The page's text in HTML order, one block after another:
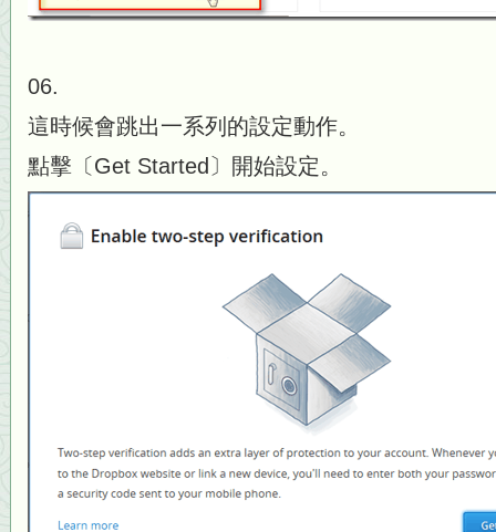
06.
這時候會跳出一系列的設定動作。
點擊〔Get Started〕開始設定。